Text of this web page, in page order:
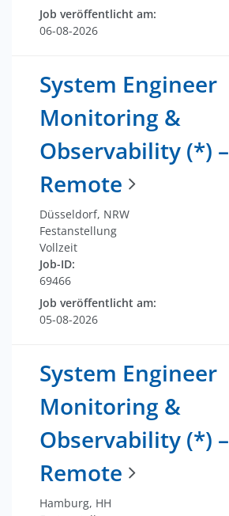
Job veröffentlicht am:
06-08-2026
System Engineer
Monitoring &
Observability (*) –
Remote
Düsseldorf, NRW
Festanstellung
Vollzeit
Job-ID:
69466
Job veröffentlicht am:
05-08-2026
System Engineer
Monitoring &
Observability (*) –
Remote
Hamburg, HH